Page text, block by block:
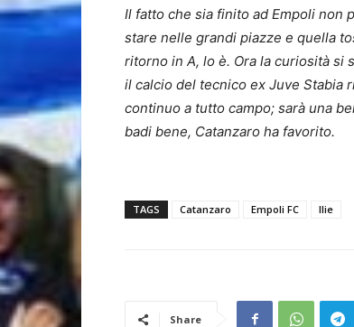
Il fatto che sia finito ad Empoli non
stare nelle grandi piazze e quella
ritorno in A, lo è. Ora la curiosità si
il calcio del tecnico ex Juve Stabia
continuo a tutto campo; sarà una
badi bene, Catanzaro ha favorito.
TAGS Catanzaro Empoli FC Ilie
Share